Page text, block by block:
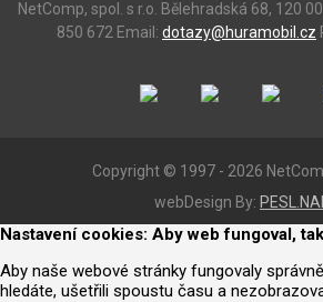
NetComp, spol. s r.o. Bělehradská 68, 120
850 672 Email: dotazy@huramobil.cz
Copyright © 1997 - 2026
webDesign By:
Nastavení cookies: Aby web fungoval,
Aby naše webové stránky fungovaly
hledáte, ušetřili spoustu času a